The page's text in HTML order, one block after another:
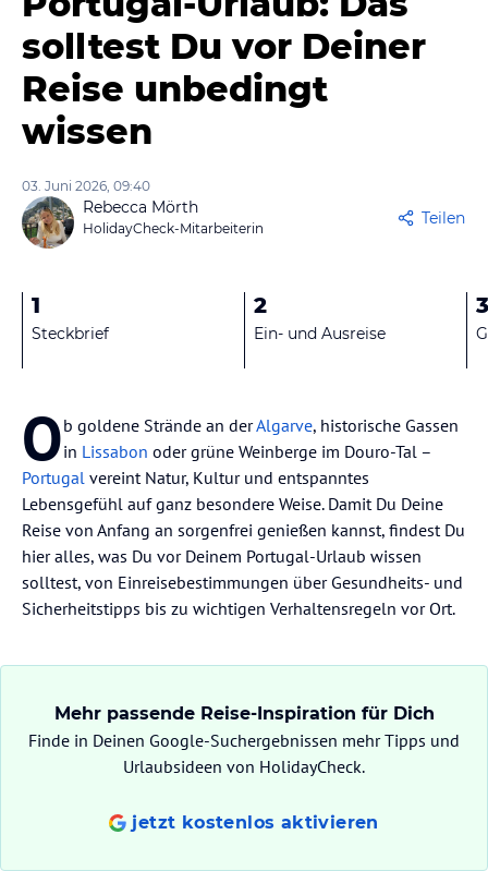
solltest Du vor Deiner
Reise unbedingt
wissen
03. Juni 2026, 09:40
Rebecca Mörth
HolidayCheck-Mitarbeiterin
Teilen
1
Steckbrief
2
Ein- und Ausreise
3
Ob goldene Strände an derAlgarve, historische Gassen
in Lissabon oder grüne Weinberge im Douro-Tal –
Portugal vereint Natur, Kultur und entspanntes
Lebensgefühl auf ganz besondere Weise. Damit Du Deine
Reise von Anfang an sorgenfrei genießen kannst, findest Du
hier alles, was Du vor Deinem Portugal-Urlaub wissen
solltest, von Einreisebestimmungen über Gesundheits- und
Sicherheitstipps bis zu wichtigen Verhaltensregeln vor Ort.
Mehr passende Reise-Inspiration für Dich
Finde in Deinen Google-Suchergebnissen mehr Tipps und
Urlaubsideen von HolidayCheck.
jetzt kostenlos aktivieren